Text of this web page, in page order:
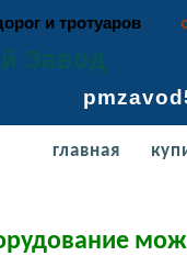
и тротуаров
Завод
главная